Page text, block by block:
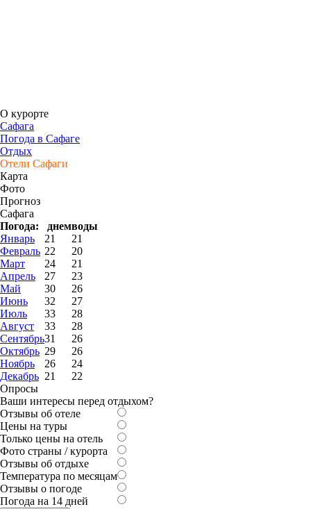
О курорте
Сафага
Погода в Сафаге
Отдых
Отели Сафаги
Карта
Фото
Прогноз
Сафага
Погода:
днемводы
Январь
21
21
Февраль 22
20
Март
24
21
Апрель
27
23
Май
30
26
Июнь
32
27
Июль
33
28
Август
33
28
Сентябрь31
26
Октябрь 29
26
Ноябрь
26
24
Декабрь 21
22
Опросы
Ваши интересы перед отдыхом?
Отзывы об отеле
Цены на туры
Только цены на отель
Фото страны / курорта
Отзывы об отдыхе
Температура по месяцам
Отзывы о погоде
Погода на 14 дней